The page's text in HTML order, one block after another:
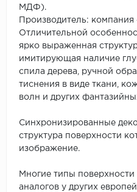
МДФ).
Производитель:
Отличительной
ярко выраженная
имитирующая наличие
спила дерева, ручной
тиснения в виде ткани,
волн и других
Синхронизированные
структура поверхности
изображение.
Многие типы
аналогов у других